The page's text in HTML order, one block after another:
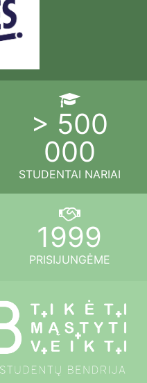
> 500
000
STUDENTAI NARIAI
1999
PRISIJUNGĖME